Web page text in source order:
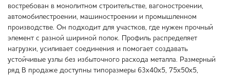
востребован в монолитном строительстве, вагоностроении,
автомобилестроении, машиностроении и промышленном
производстве. Он подходит для участков, где нужен прочный
элемент с разной шириной полок. Профиль распределяет
нагрузки, усиливает соединения и помогает создавать
устойчивые узлы без избыточного расхода металла. Размерный
ряд В продаже доступны типоразмеры 63х40х5, 75х50х5,